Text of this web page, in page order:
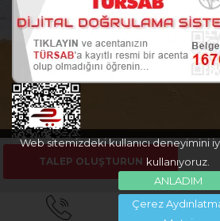
Web sitemizdeki kullanıcı deneyimini
kullanıyoruz.
ANLADIM
Çerez
TALEP OLUŞTURUN